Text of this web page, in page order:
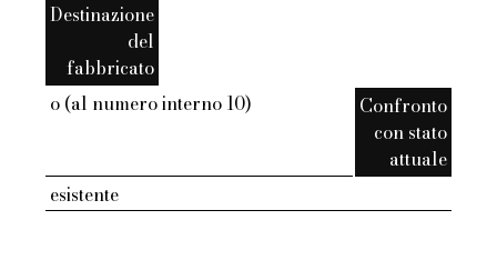
Destinazione
del
fabbricato
o (al numero interno 10)
Confronto
con stato
attuale
esistente